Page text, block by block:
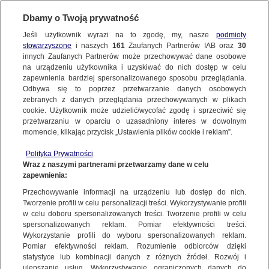
25 LAT TVN24
Mieszka w niewielkiej wsi, rysuje dla "New
York Times"
Michał Malinowski
20.06.2026, 10:02
Posłuchaj artykułu
Czyta lektor AI
Dbamy o Twoją prywatność
Jeśli użytkownik wyrazi na to zgodę, my, nasze podmioty
stowarzyszone i naszych 161Zaufanych Partnerów IAB oraz 30
innych Zaufanych Partnerów może przechowywać dane osobowe
na urządzeniu użytkownika i uzyskiwać do nich dostęp w celu
zapewnienia bardziej spersonalizowanego sposobu przeglądania.
Odbywa się to poprzez przetwarzanie danych osobowych
zebranych z danych przeglądania przechowywanych w plikach
cookie. Użytkownik może udzielić/wycofać zgodę i sprzeciwić się
przetwarzaniu w oparciu o uzasadniony interes w dowolnym
momencie, klikając przycisk „Ustawienia plików cookie i reklam”.
Polityka Prywatności
Wraz z naszymi partnerami przetwarzamy dane w celu
zapewnienia:
Przechowywanie informacji na urządzeniu lub dostęp do nich.
Tworzenie profili w celu personalizacji treści. Wykorzystywanie profili
w celu doboru spersonalizowanych treści. Tworzenie profili w celu
spersonalizowanych reklam. Pomiar efektywności treści.
Wykorzystanie profili do wyboru spersonalizowanych reklam.
Pomiar efektywności reklam. Rozumienie odbiorców dzięki
statystyce lub kombinacji danych z różnych źródeł. Rozwój i